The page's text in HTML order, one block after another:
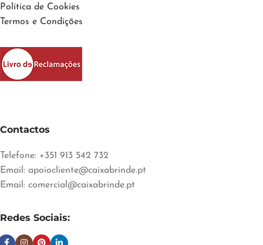
Política de Cookies
Termos e Condições
Contactos
Telefone: +351 913 542 732
Email: apoiocliente@caixabrinde.pt
Email: comercial@caixabrinde.pt
Redes Sociais: